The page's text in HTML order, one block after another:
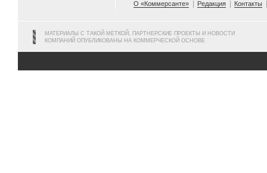
О «Коммерсанте»
Редакция Контакты
МАТЕРИАЛЫ С ТАКОЙ МЕТКОЙ, ПАРТНЕРСКИЕ ПРОЕКТЫ И НОВОСТИ
КОМПАНИЙ ОПУБЛИКОВАНЫ НА КОММЕРЧЕСКОЙ ОСНОВЕ